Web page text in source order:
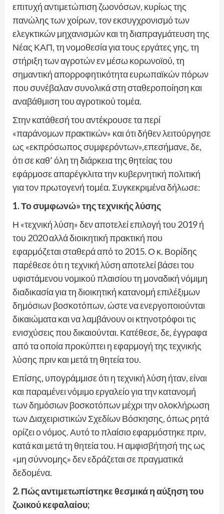
επιτυχή αντιμετώπιση ζωονόσων, κυρίως της
πανώλης των χοίρων, τον εκσυγχρονισμό των
ελεγκτικών μηχανισμών και τη διαπραγμάτευση της
Νέας ΚΑΠ, τη νομοθεσία για τους εργάτες γης, τη
στήριξη των αγροτών εν μέσω κορωνοϊού, τη
σημαντική απορροφητικότητα ευρωπαϊκών πόρων
που συνέβαλαν συνολικά στη σταθεροποίηση και
αναβάθμιση του αγροτικού τομέα.
Στην κατάθεσή του αντέκρουσε τα περί
«παράνομων πρακτικών» και ότι δήθεν λειτούργησε
ως «εκπρόσωπος συμφερόντων»,επεσήμανε, δε,
ότι σε καθ’ όλη τη διάρκεια της θητείας του
εφάρμοσε απαρέγκλιτα την κυβερνητική πολιτική
για τον πρωτογενή τομέα. Συγκεκριμένα δήλωσε:
1. Το συμφωνώ» της τεχνικής λύσης
Η «τεχνική λύση» δεν αποτελεί επιλογή του 2019 ή
του 2020 αλλά διοικητική πρακτική που
εφαρμόζεται σταθερά από το 2015. Ο κ. Βορίδης
παρέθεσε ότι η τεχνική λύση αποτελεί βάσει του
υφιστάμενου νομικού πλαισίου τη μοναδική νόμιμη
διαδικασία για τη διοικητική κατανομή επιλέξιμων
δημόσιων βοσκοτόπων, ώστε να ενεργοποιούνται
δικαιώματα και να λαμβάνουν οι κτηνοτρόφοι τις
ενισχύσεις που δικαιούνται. Κατέθεσε, δε, έγγραφα
από τα οποία προκύπτει η εφαρμογή της τεχνικής
λύσης πριν και μετά τη θητεία του.
Επίσης, υπογράμμισε ότι η τεχνική λύση ήταν, είναι
και παραμένει νόμιμο εργαλείο για την κατανομή
των δημόσιων βοσκοτόπων μέχρι την ολοκλήρωση
των Διαχειριστικών Σχεδίων Βόσκησης, όπως ρητά
ορίζει ο νόμος. Αυτό το πλαίσιο εφαρμόστηκε πριν,
κατά και μετά τη θητεία του. Η αμφισβήτησή της ως
«μη σύννομης» δεν εδράζεται σε πραγματικά
δεδομένα.
2. Πώς αντιμετωπίστηκε θεσμικά η αύξηση του
ζωικού κεφαλαίου;